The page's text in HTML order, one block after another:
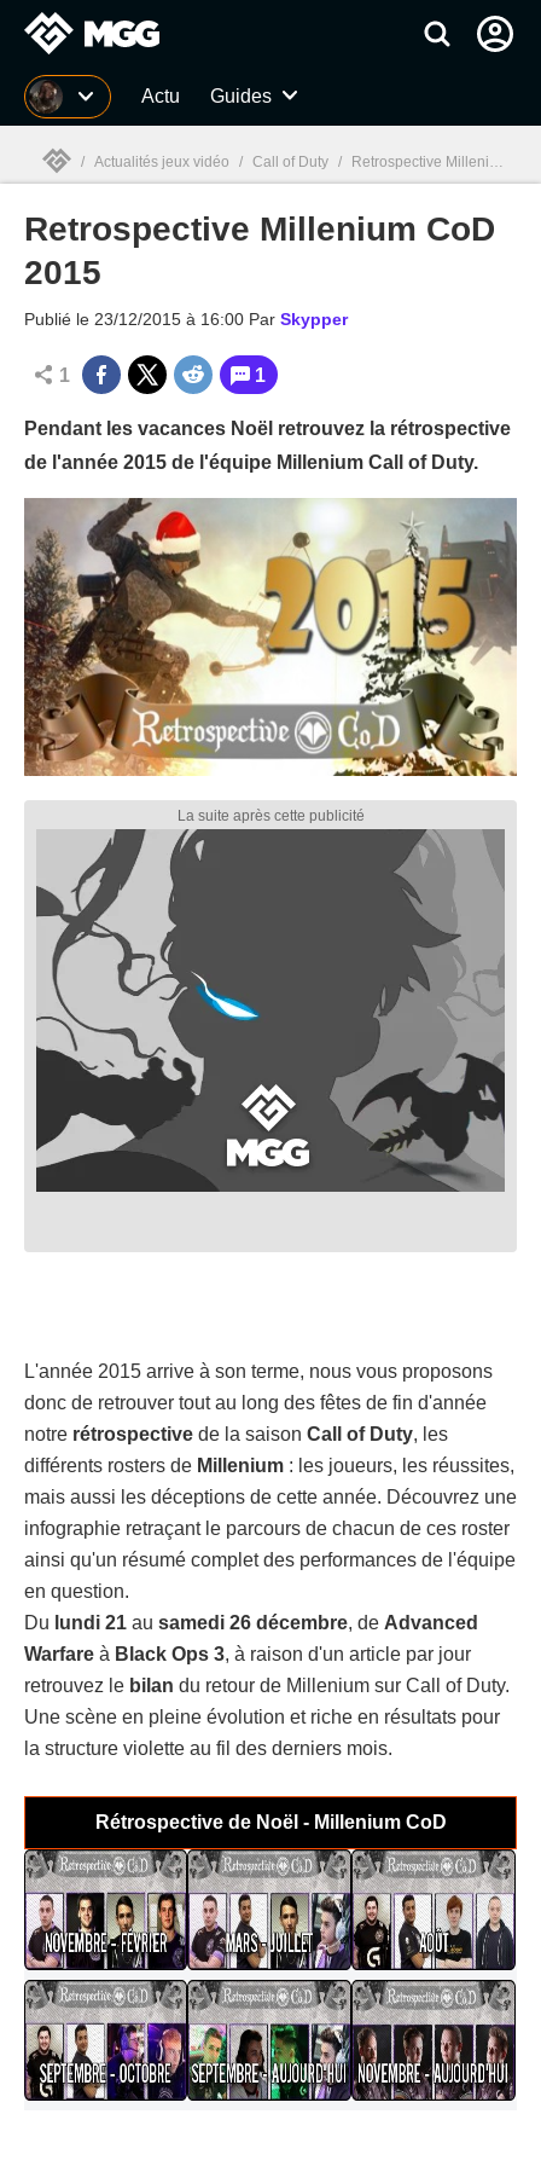
MGG Actu Guides
MGG
/ Actualités jeux vidéo / Call of Duty / Retrospective Millenium CoD 2015
Retrospective Millenium CoD
2015
Publié le 23/12/2015 à 16:00 Par Skypper
1 1
Pendant les vacances Noël retrouvez la rétrospective
de l'année 2015 de l'équipe Millenium Call of Duty.
L'année 2015 arrive à son terme, nous vous proposons
donc de retrouver tout au long des fêtes de fin d'année
notre rétrospective de la saison Call of Duty, les
différents rosters de Millenium : les joueurs, les réussites,
mais aussi les déceptions de cette année. Découvrez une
infographie retraçant le parcours de chacun de ces roster
ainsi qu'un résumé complet des performances de l'équipe
en question.
Du lundi 21 au samedi 26 décembre, de Advanced
Warfare à Black Ops 3, à raison d'un article par jour
retrouvez le bilan du retour de Millenium sur Call of Duty.
Une scène en pleine évolution et riche en résultats pour
la structure violette au fil des derniers mois.
Rétrospective de Noël - Millenium CoD